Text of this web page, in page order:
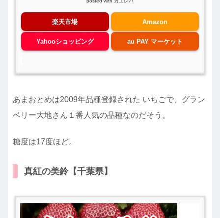
楽天市場 Amazon
Yahooショッピング au PAY マーケット
あまおとめは2009年品種登録された いちごで、グラン
ベリー大地さん１番人気の品種なのだそう。
糖度は17度ほど。
真紅の美鈴【千葉県】